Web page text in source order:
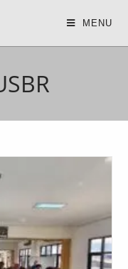
MENU